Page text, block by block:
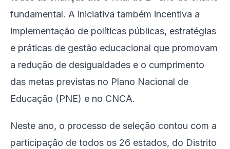
fundamental. A iniciativa também incentiva a
implementação de políticas públicas, estratégias
e práticas de gestão educacional que promovam
a redução de desigualdades e o cumprimento
das metas previstas no Plano Nacional de
Educação (PNE) e no CNCA.
Neste ano, o processo de seleção contou com a
participação de todos os 26 estados, do Distrito